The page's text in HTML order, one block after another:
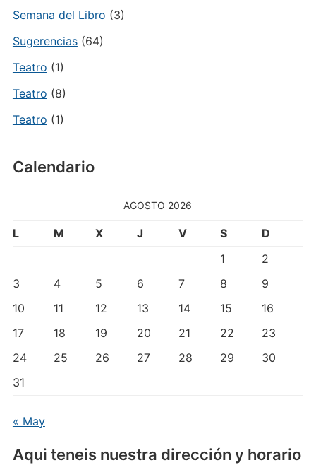
Semana del Libro (3)
Sugerencias(64)
Teatro (1)
Teatro (8)
Teatro (1)
Calendario
AGOSTO 2026
L M X J V S
D
1
2
3
4 5 6 7 8
9
10
11 12 13 14 15
16
17
18 19 20 21 22
23
24
25 26 27 28 29
30
31
« May
Aqui teneis nuestra dirección y horario